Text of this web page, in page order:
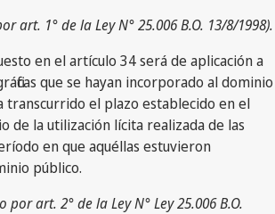
art. 1° de la Ley N° 25.006 B.O. 13/8/1998).
en el artículo 34 será de aplicación a
que se hayan incorporado al dominio
transcurrido el plazo establecido en el
de la utilización lícita realizada de las
en que aquéllas estuvieron
público.
art. 2° de la Ley N° Ley 25.006 B.O.